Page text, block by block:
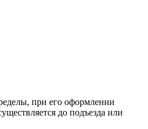
при его оформлении
до подъезда или